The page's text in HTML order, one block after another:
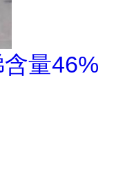
量46%